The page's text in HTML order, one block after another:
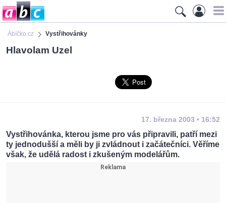
Ábíčko.cz Vystřihovánky
Hlavolam Uzel
17. března 2003 • 16:52
Vystřihovánka, kterou jsme pro vás připravili, patří mezi
ty jednodušší a měli by ji zvládnout i začátečníci. Věříme
však, že udělá radost i zkušeným modelářům.